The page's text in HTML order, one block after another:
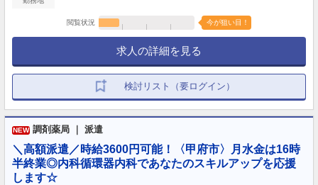
閲覧状況 今が狙い目！
求人の詳細を見る
検討リスト（要ログイン）
NEW 調剤薬局 ｜ 派遣
＼高額派遣／時給3600円可能！〈甲府市〉月水金は16時
半終業◎内科循環器内科であなたのスキルアップを応援
します☆